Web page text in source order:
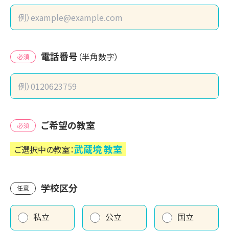
必須 電話番号 （半角数字）
必須 ご希望の教室
ご選択中の教室：武蔵境教室
任意 学校区分
私立 公立 国立